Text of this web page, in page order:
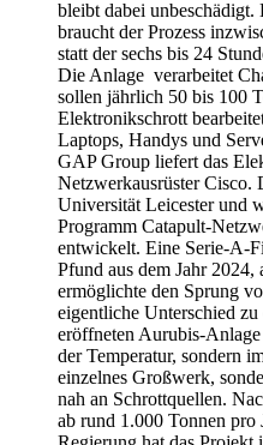
bleibt dabei unbeschädigt.
braucht der Prozess
statt der sechs bis 24
Die Anlage verarbeitet
sollen jährlich 50 bis 100
Elektronikschrott
Laptops, Handys und
GAP Group liefert das
Netzwerkausrüster Cisco.
Universität Leicester und
Programm Catapult-
entwickelt. Eine Serie-A-
Pfund aus dem Jahr
ermöglichte den Sprung
eigentliche Unterschied
eröffneten Aurubis-
der Temperatur, sondern
einzelnes Großwerk,
nah an Schrottquellen.
ab rund 1.000 Tonnen